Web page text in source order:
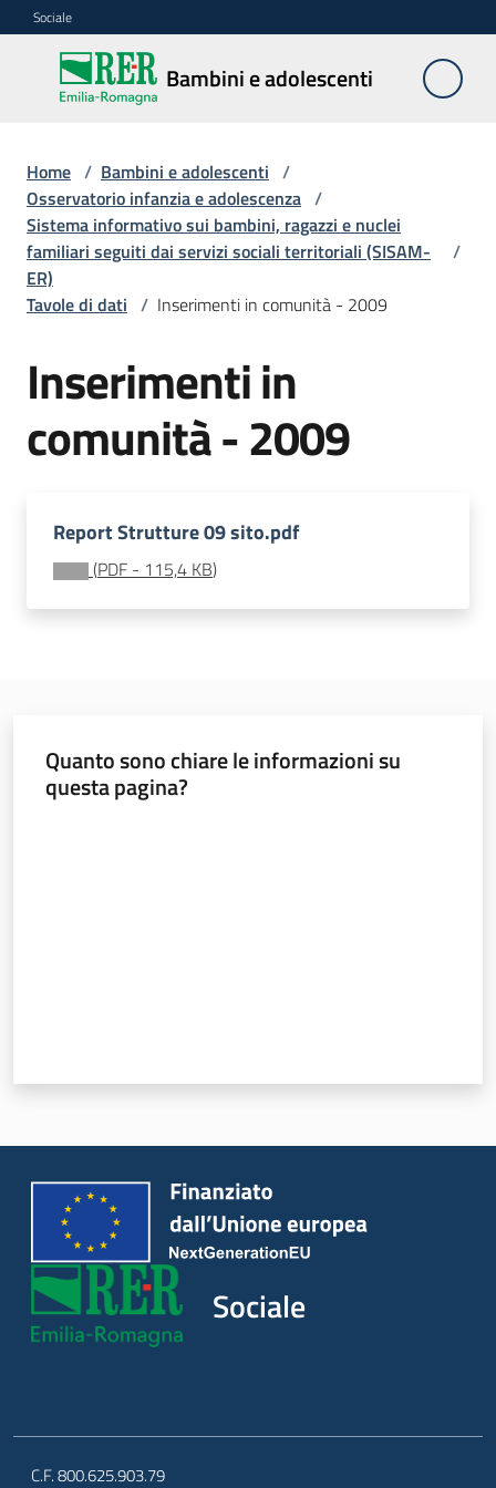
Vai al contenuto
Vai alla navigazione
Vai al footer
Sociale
Bambini e adolescenti
Bambini e
adolescenti
Accoglienza,
tutela
e
sostegno
Adolescenza
Centri
estivi
socioeducativi
e
Nidi
Argomenti
Novità
Servizi
Leggi Atti Bandi
Home / Bambini e adolescenti /
Osservatorio infanzia e adolescenza /
Sistema informativo sui bambini, ragazzi e nuclei
familiari seguiti dai servizi sociali territoriali (SISAM-
ER)
/
Tavole di dati / Inserimenti in comunità - 2009
Inserimenti in
comunità - 2009
Report Strutture 09 sito.pdf
(PDF - 115,4 KB)
Quanto sono chiare le informazioni su
questa pagina?
Sociale
C.F. 800.625.903.79